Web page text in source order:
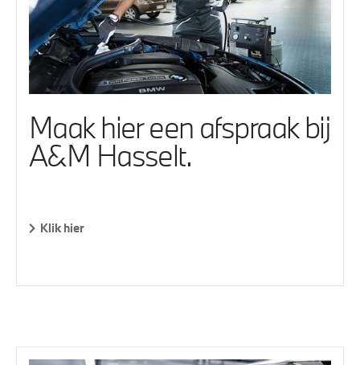
Maak hier een afspraak bij
A&M Hasselt.
Klik hier